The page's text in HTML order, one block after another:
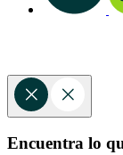
Encuentra lo